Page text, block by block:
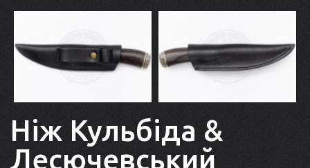
Ніж Кульбіда &
Лесючевський